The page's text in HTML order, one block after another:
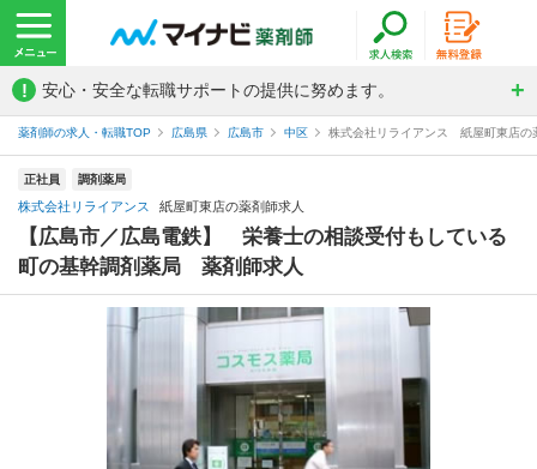
! 安心・安全な転職サポートの提供に努めます。
薬剤師の求人・転職TOP 広島県 広島市 中区 株式会社リライアンス 紙屋町東店の
正社員 調剤薬局
株式会社リライアンス 紙屋町東店の薬剤師求人
【広島市／広島電鉄】 栄養士の相談受付もしている
町の基幹調剤薬局 薬剤師求人